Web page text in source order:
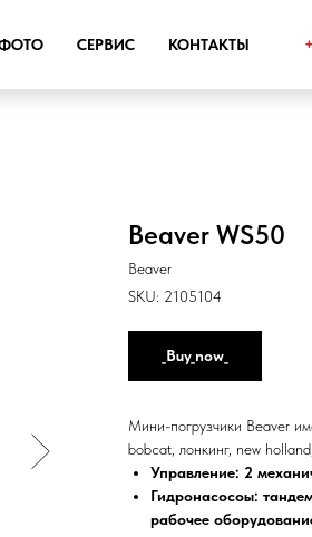
СЕРВИС КОНТАКТЫ
Beaver WS50
Beaver
SKU: 2105104
_Buy_now_
Мини-погрузчики Beaver
bobcat, лонкинг, new
Управление: 2
Гидронасосоы:
рабочее